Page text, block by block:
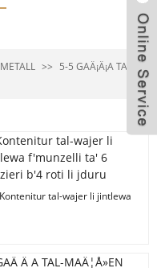
5-5 GAÄ¡Ä¡A TAL-
Kontenitur tal-wajer li jintlewa